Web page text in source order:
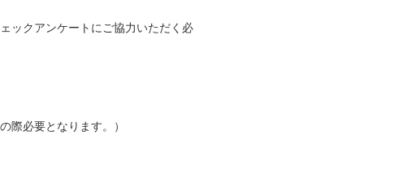
ックアンケートにご協力いただく必
必要となります。）